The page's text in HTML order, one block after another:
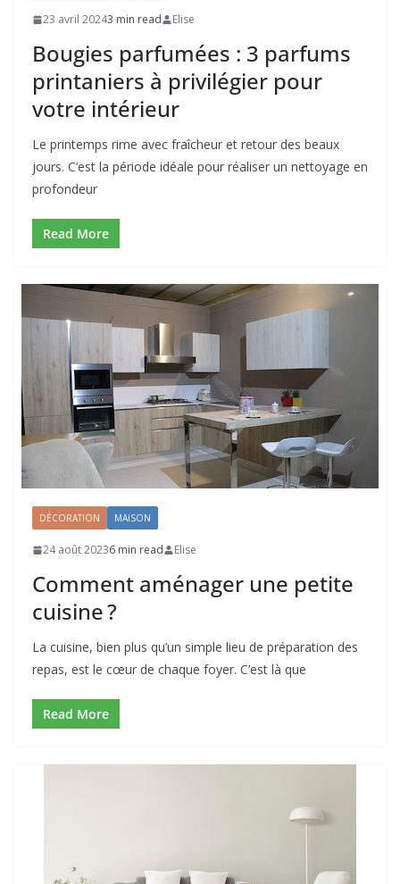
23 avril 20243 min read Elise
Bougies parfumées : 3 parfums
printaniers à privilégier pour
votre intérieur
Le printemps rime avec fraîcheur et retour des beaux
jours. C’est la période idéale pour réaliser un nettoyage en
profondeur
Read More
DÉCORATION MAISON
24 août 20236 min read Elise
Comment aménager une petite
cuisine ?
La cuisine, bien plus qu’un simple lieu de préparation des
repas, est le cœur de chaque foyer. C’est là que
Read More